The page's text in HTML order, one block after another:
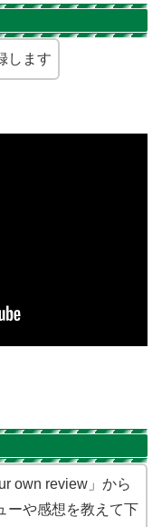
します
own review」から
ーや感想を教えて下